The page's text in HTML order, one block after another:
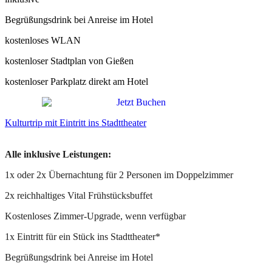
Begrüßungsdrink bei Anreise im Hotel
kostenloses WLAN
kostenloser Stadtplan von Gießen
kostenloser Parkplatz direkt am Hotel
Kulturtrip mit Eintritt ins Stadttheater
Alle inklusive Leistungen:
1x oder 2x Übernachtung für 2 Personen im Doppelzimmer
2x reichhaltiges Vital Frühstücksbuffet
Kostenloses Zimmer-Upgrade, wenn verfügbar
1x Eintritt für ein Stück ins Stadttheater*
Begrüßungsdrink bei Anreise im Hotel